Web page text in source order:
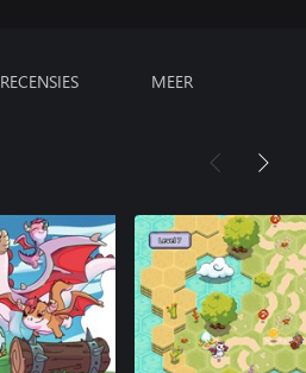
RECENSIES MEER